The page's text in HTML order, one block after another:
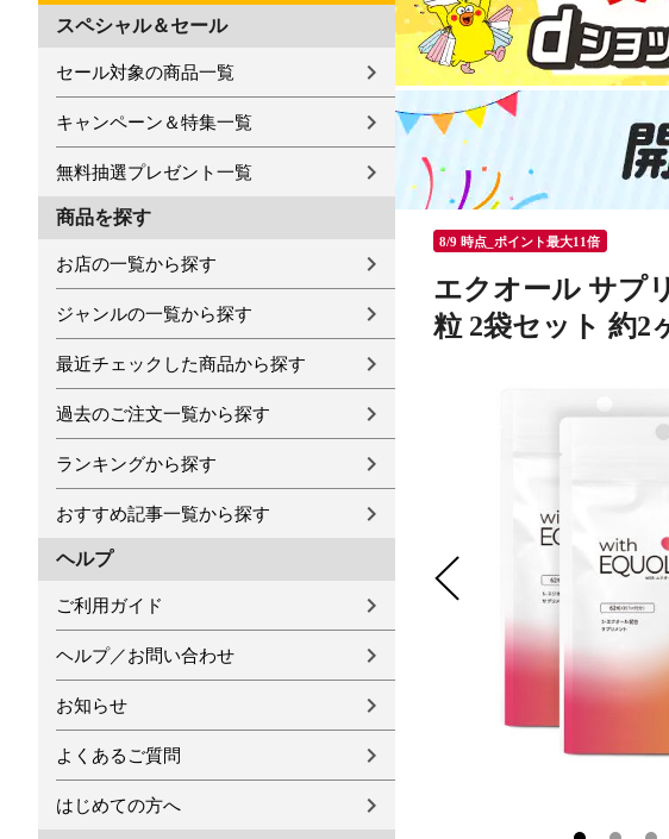
スペシャル＆セール
セール対象の商品一覧
キャンペーン＆特集一覧
無料抽選プレゼント一覧
商品を探す
お店の一覧から探す
ジャンルの一覧から探す
最近チェックした商品から探す
過去のご注文一覧から探す
ランキングから探す
おすすめ記事一覧から探す
ヘルプ
ご利用ガイド
ヘルプ／お問い合わせ
お知らせ
よくあるご質問
はじめての方へ
8/9 時点_ポイント最大11倍
エクオール サプ
粒 2袋セット 約2